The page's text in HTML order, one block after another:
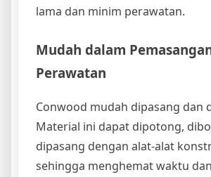
lama dan minim perawatan.
Mudah dalam
Perawatan
Conwood mudah dipasang dan
Material ini dapat dipotong,
dipasang dengan alat-alat
sehingga menghemat waktu